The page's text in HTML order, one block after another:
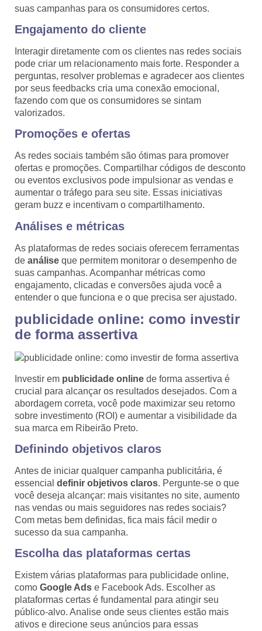
suas campanhas para os consumidores certos.
Engajamento do cliente
Interagir diretamente com os clientes nas redes sociais
pode criar um relacionamento mais forte. Responder a
perguntas, resolver problemas e agradecer aos clientes
por seus feedbacks cria uma conexão emocional,
fazendo com que os consumidores se sintam
valorizados.
Promoções e ofertas
As redes sociais também são ótimas para promover
ofertas e promoções. Compartilhar códigos de desconto
ou eventos exclusivos pode impulsionar as vendas e
aumentar o tráfego para seu site. Essas iniciativas
geram buzz e incentivam o compartilhamento.
Análises e métricas
As plataformas de redes sociais oferecem ferramentas
de análise que permitem monitorar o desempenho de
suas campanhas. Acompanhar métricas como
engajamento, clicadas e conversões ajuda você a
entender o que funciona e o que precisa ser ajustado.
publicidade online: como investir
de forma assertiva
Investir em publicidade online de forma assertiva é
crucial para alcançar os resultados desejados. Com a
abordagem correta, você pode maximizar seu retorno
sobre investimento (ROI) e aumentar a visibilidade da
sua marca em Ribeirão Preto.
Definindo objetivos claros
Antes de iniciar qualquer campanha publicitária, é
essencial definir objetivos claros. Pergunte-se o que
você deseja alcançar: mais visitantes no site, aumento
nas vendas ou mais seguidores nas redes sociais?
Com metas bem definidas, fica mais fácil medir o
sucesso da sua campanha.
Escolha das plataformas certas
Existem várias plataformas para publicidade online,
como Google Ads e Facebook Ads. Escolher as
plataformas certas é fundamental para atingir seu
público-alvo. Analise onde seus clientes estão mais
ativos e direcione seus anúncios para essas